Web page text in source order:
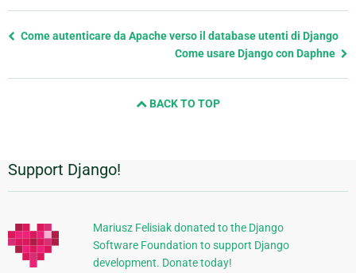
Previous
Come autenticare da Apache verso il database utenti di Django
Come usare Django con Daphne
BACK TO TOP
Informazioni
aggiuntive
Support Django!
Mariusz Felisiak donated to the Django
Software Foundation to support Django
development. Donate today!